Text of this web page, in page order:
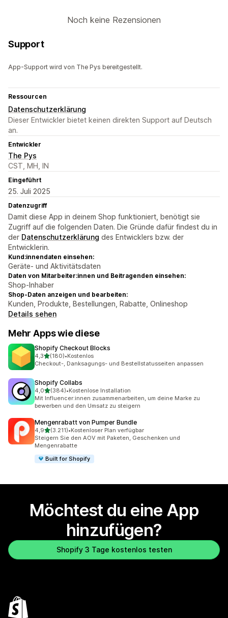
Noch keine Rezensionen
Support
App-Support wird von The Pys bereitgestellt.
Ressourcen
Datenschutzerklärung
Dieser Entwickler bietet keinen direkten Support auf Deutsch
an.
Entwickler
The Pys
CST, MH, IN
Eingeführt
25. Juli 2025
Datenzugriff
Damit diese App in deinem Shop funktioniert, benötigt sie
Zugriff auf die folgenden Daten. Die Gründe dafür findest du in
der Datenschutzerklärung des Entwicklers bzw. der
Entwicklerin.
Kund:innendaten einsehen:
Geräte- und Aktivitätsdaten
Daten von Mitarbeiter:innen und Beitragenden einsehen:
Shop-Inhaber
Shop-Daten anzeigen und bearbeiten:
Kunden, Produkte, Bestellungen, Rabatte, Onlineshop
Details sehen
Mehr Apps wie diese
Shopify Checkout Blocks
4,3von 5 Sternen
(180)
180 Rezensionen insgesamt
•Kostenlos
Checkout-, Danksagungs- und Bestellstatusseiten anpassen
Shopify Collabs
4,0von 5 Sternen
(384)
384 Rezensionen insgesamt
•Kostenlose Installation
Mit Influencer:innen zusammenarbeiten, um deine Marke zu
bewerben und den Umsatz zu steigern
Mengenrabatt von Pumper Bundle
4,9von 5 Sternen
(3.211)
3211 Rezensionen insgesamt
•Kostenloser Plan verfügbar
Steigern Sie den AOV mit Paketen, Geschenken und
Mengenrabatte
Built for Shopify
Möchtest du eine App
hinzufügen?
Shopify 3 Tage kostenlos testen